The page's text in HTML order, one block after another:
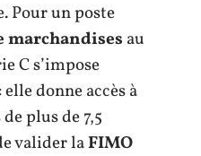
Pour un poste
marchandises au
C s’impose
donne accès à
plus de 7,5
valider laFIMO